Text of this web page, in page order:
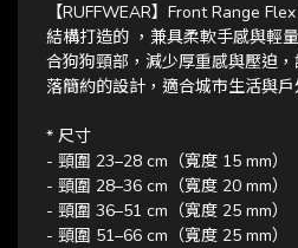
【RUFFWEAR】Front Range
結構打造的 ，兼具柔軟手感與輕
合狗狗頸部，減少厚重感與壓迫
落簡約的設計，適合城市生活與戶
* 尺寸
- 頸圍 23–28 cm（寬度 15 mm）
- 頸圍 28–36 cm（寬度 20 mm）
- 頸圍 36–51 cm（寬度 25 mm）
- 頸圍 51–66 cm（寬度 25 mm）